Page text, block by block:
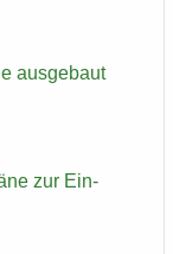
aus­ge­baut
zur Ein­